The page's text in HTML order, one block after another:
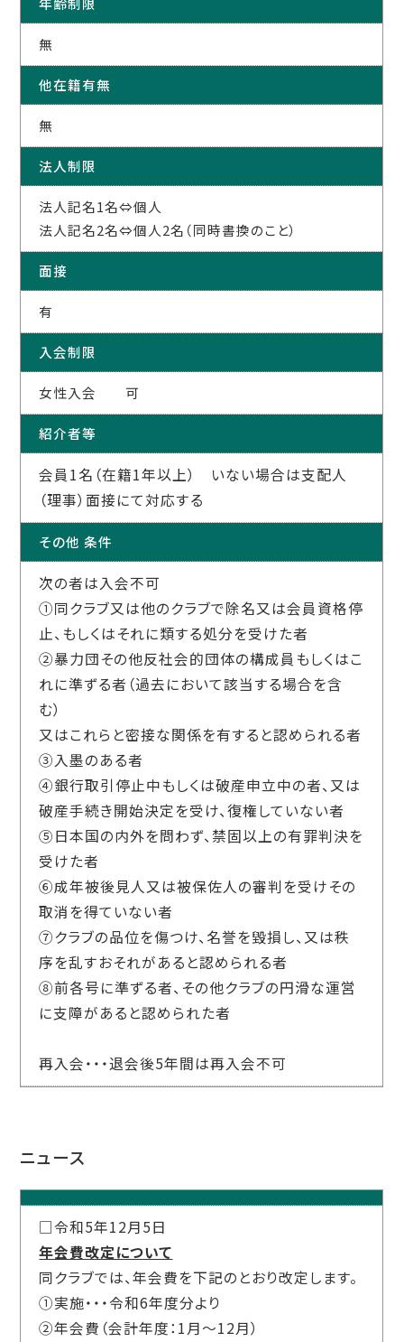
無
他在籍有無
無
法人制限
法人記名1名⇔個人
法人記名2名⇔個人2名（同時書換のこと）
面接
有
入会制限
女性入会 可
紹介者等
会員1名（在籍1年以上） いない場合は支配人
（理事）面接にて対応する
その他 条件
次の者は入会不可
①同クラブ又は他のクラブで除名又は会員資格停
止、もしくはそれに類する処分を受けた者
②暴力団その他反社会的団体の構成員もしくはこ
れに準ずる者（過去において該当する場合を含
む）
又はこれらと密接な関係を有すると認められる者
③入墨のある者
④銀行取引停止中もしくは破産申立中の者、又は
破産手続き開始決定を受け、復権していない者
⑤日本国の内外を問わず、禁固以上の有罪判決を
受けた者
⑥成年被後見人又は被保佐人の審判を受けその
取消を得ていない者
⑦クラブの品位を傷つけ、名誉を毀損し、又は秩
序を乱すおそれがあると認められる者
⑧前各号に準ずる者、その他クラブの円滑な運営
に支障があると認められた者
再入会・・・退会後5年間は再入会不可
ニュース
□令和5年12月5日
年会費改定について
同クラブでは、年会費を下記のとおり改定します。
①実施・・・令和6年度分より
②年会費（会計年度：1月～12月）